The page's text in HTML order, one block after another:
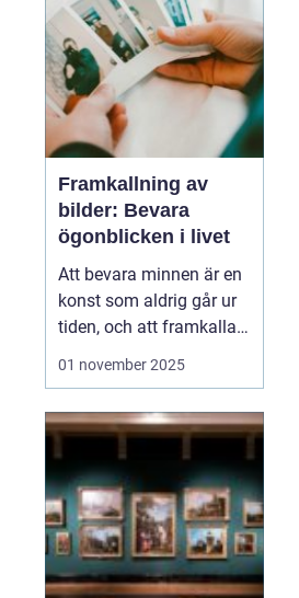
Framkallning av
bilder: Bevara
ögonblicken i livet
Att bevara minnen är en
konst som aldrig går ur
tiden, och att framkalla
bilder erbjuder ett unikt
värdefulla ögonblick i
livet. Med dagens teknik
är möjligheterna
m&arin...
01 november 2025